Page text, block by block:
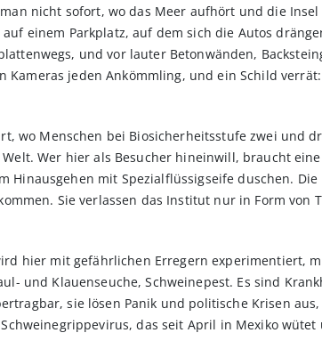
nicht sofort, wo das Meer aufhört und die
einem Parkplatz, auf dem sich die Autos
und vor lauter Betonwänden,
Kameras jeden Ankömmling, und ein Schild
wo Menschen bei Biosicherheitsstufe zwei und
Wer hier als Besucher hineinwill, braucht
Hinausgehen mit Spezialflüssigseife duschen.
Sie verlassen das Institut nur in Form
hier mit gefährlichen Erregern experimentiert,
und Klauenseuche, Schweinepest. Es sind
sie lösen Panik und politische Krisen
das seit April in Mexiko